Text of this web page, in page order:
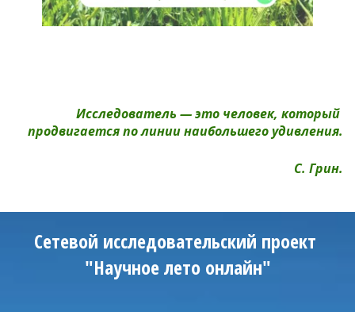
Исследователь — это человек, который
продвигается по линии наибольшего удивления.
С. Грин.
Сетевой исследовательский проект
"Научное лето онлайн"